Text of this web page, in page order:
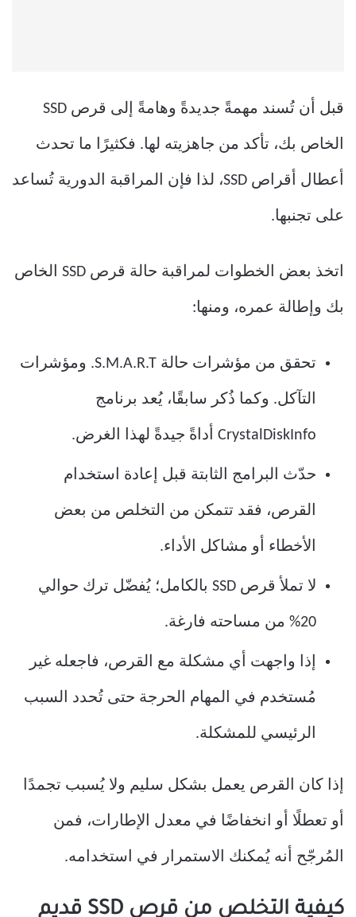
قبل أن تُسند مهمةً جديدةً وهامةً إلى قرص SSD
الخاص بك، تأكد من جاهزيته لها. فكثيرًا ما تحدث
أعطال أقراص SSD، لذا فإن المراقبة الدورية تُساعد
على تجنبها.
اتخذ بعض الخطوات لمراقبة حالة قرص SSD الخاص
بك وإطالة عمره، ومنها:
تحقق من مؤشرات حالة S.M.A.R.T. ومؤشرات
التآكل. وكما ذُكر سابقًا، يُعد برنامج
CrystalDiskInfo أداةً جيدةً لهذا الغرض.
حدّث البرامج الثابتة قبل إعادة استخدام
القرص، فقد تتمكن من التخلص من بعض
الأخطاء أو مشاكل الأداء.
لا تملأ قرص SSD بالكامل؛ يُفضّل ترك حوالي
20% من مساحته فارغة.
إذا واجهت أي مشكلة مع القرص، فاجعله غير
مُستخدم في المهام الحرجة حتى تُحدد السبب
الرئيسي للمشكلة.
إذا كان القرص يعمل بشكل سليم ولا يُسبب تجمدًا
أو تعطلًا أو انخفاضًا في معدل الإطارات، فمن
المُرجّح أنه يُمكنك الاستمرار في استخدامه.
كيفية التخلص من قرص SSD قديم